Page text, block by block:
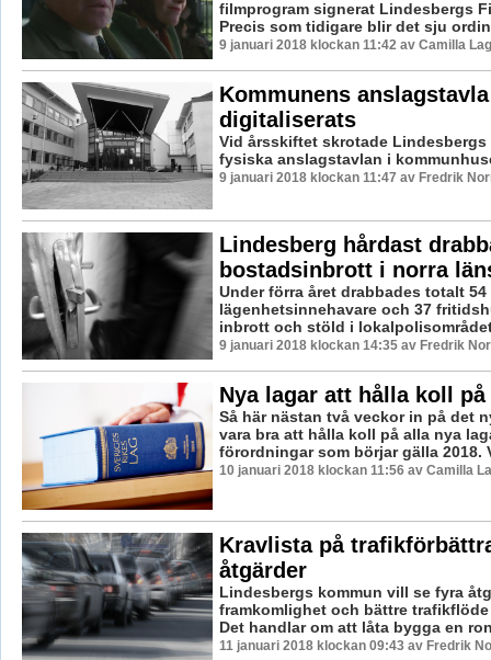
filmprogram signerat Lindesbergs
Precis som tidigare blir det sju
9 januari 2018 klockan 11:42 av Camilla
Kommunens
digitaliserats
Vid årsskiftet skrotade Lindesbergs
fysiska anslagstavlan i
9 januari 2018 klockan 11:47 av Fredrik
Lindesberg hårdast
bostadsinbrott i norra
Under förra året drabbades totalt 54
lägenhetsinnehavare och 37
inbrott och stöld i
9 januari 2018 klockan 14:35 av Fredrik
Nya lagar att hålla koll på
Så här nästan två veckor in på det
vara bra att hålla koll på alla nya
förordningar som börjar gälla 2018.
10 januari 2018 klockan 11:56 av Camilla
Kravlista på
åtgärder
Lindesbergs kommun vill se fyra
framkomlighet och bättre
Det handlar om att låta bygga en
11 januari 2018 klockan 09:43 av Fredrik